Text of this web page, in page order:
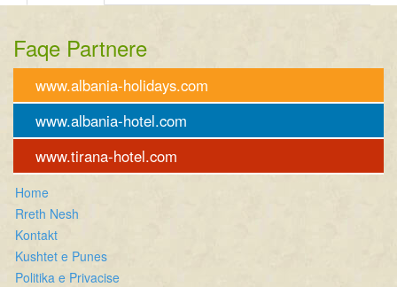
Faqe Partnere
www.albania-holidays.com
www.albania-hotel.com
www.tirana-hotel.com
Home
Rreth Nesh
Kontakt
Kushtet e Punes
Politika e Privacise